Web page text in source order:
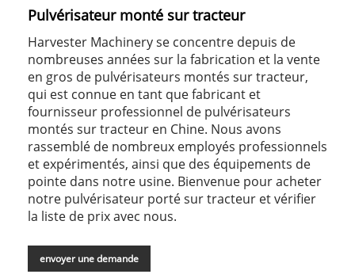
Pulvérisateur monté sur tracteur
Harvester Machinery se concentre depuis de
nombreuses années sur la fabrication et la vente
en gros de pulvérisateurs montés sur tracteur,
qui est connue en tant que fabricant et
fournisseur professionnel de pulvérisateurs
montés sur tracteur en Chine. Nous avons
rassemblé de nombreux employés professionnels
et expérimentés, ainsi que des équipements de
pointe dans notre usine. Bienvenue pour acheter
notre pulvérisateur porté sur tracteur et vérifier
la liste de prix avec nous.
envoyer une demande